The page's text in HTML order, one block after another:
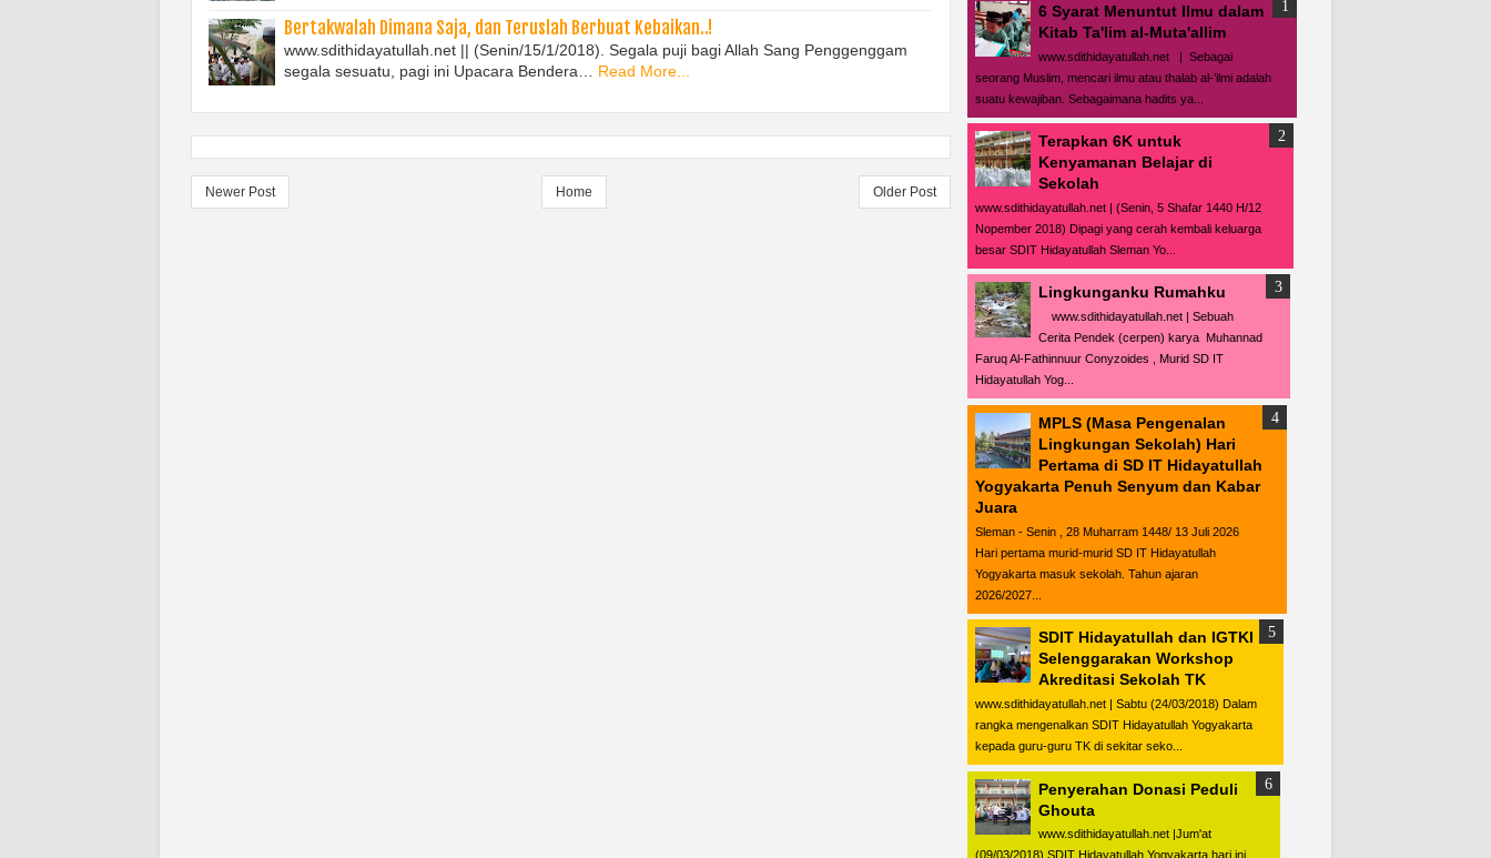
Bertakwalah Dimana Saja, dan Teruslah Berbuat Kebaikan..!
www.sdithidayatullah.net || (Senin/15/1/2018). Segala puji bagi Allah Sang Penggenggam
segala sesuatu, pagi ini Upacara Bendera…
Read More...
Newer Post Older Post
Home
6 Syarat Menuntut Ilmu dalam
Kitab Ta'lim al-Muta'allim
www.sdithidayatullah.net | Sebagai
seorang Muslim, mencari ilmu atau thalab al-’ilmi adalah
suatu kewajiban. Sebagaimana hadits ya...
Terapkan 6K untuk
Kenyamanan Belajar di
Sekolah
www.sdithidayatullah.net | (Senin, 5 Shafar 1440 H/12
Nopember 2018) Dipagi yang cerah kembali keluarga
besar SDIT Hidayatullah Sleman Yo...
Lingkunganku Rumahku
www.sdithidayatullah.net | Sebuah
Cerita Pendek (cerpen) karya Muhannad
Faruq Al-Fathinnuur Conyzoides , Murid SD IT
Hidayatullah Yog...
MPLS (Masa Pengenalan
Lingkungan Sekolah) Hari
Pertama di SD IT Hidayatullah
Yogyakarta Penuh Senyum dan Kabar
Juara
Sleman - Senin , 28 Muharram 1448/ 13 Juli 2026
Hari pertama murid-murid SD IT Hidayatullah
Yogyakarta masuk sekolah. Tahun ajaran
2026/2027...
SDIT Hidayatullah dan IGTKI
Selenggarakan Workshop
Akreditasi Sekolah TK
www.sdithidayatullah.net | Sabtu (24/03/2018) Dalam
rangka mengenalkan SDIT Hidayatullah Yogyakarta
kepada guru-guru TK di sekitar seko...
Penyerahan Donasi Peduli
Ghouta
www.sdithidayatullah.net |Jum'at
(09/03/2018) SDIT Hidayatullah Yogyakarta hari ini